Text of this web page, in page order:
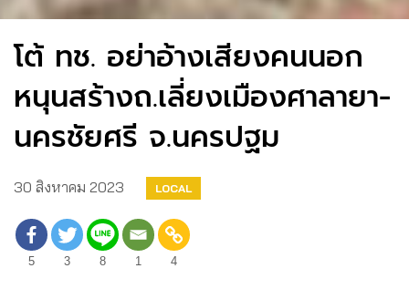
โต้ ทช. อย่าอ้างเสียงคนนอก
หนุนสร้างถ.เลี่ยงเมืองศาลายา-
นครชัยศรี จ.นครปฐม
30 สิงหาคม 2023 LOCAL
5 3 8 1 4